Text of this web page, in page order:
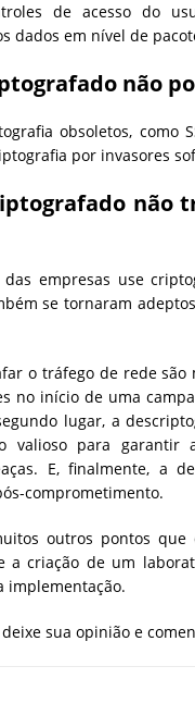
de acesso do
dados em nível de
não
obsoletos, como
por invasores
não
empresas use
se tornaram
o tráfego de rede
no início de uma
lugar, a
valioso para garantir
E, finalmente, a
comprometimento.
outros pontos
a criação de um
implementação.
sua opinião e